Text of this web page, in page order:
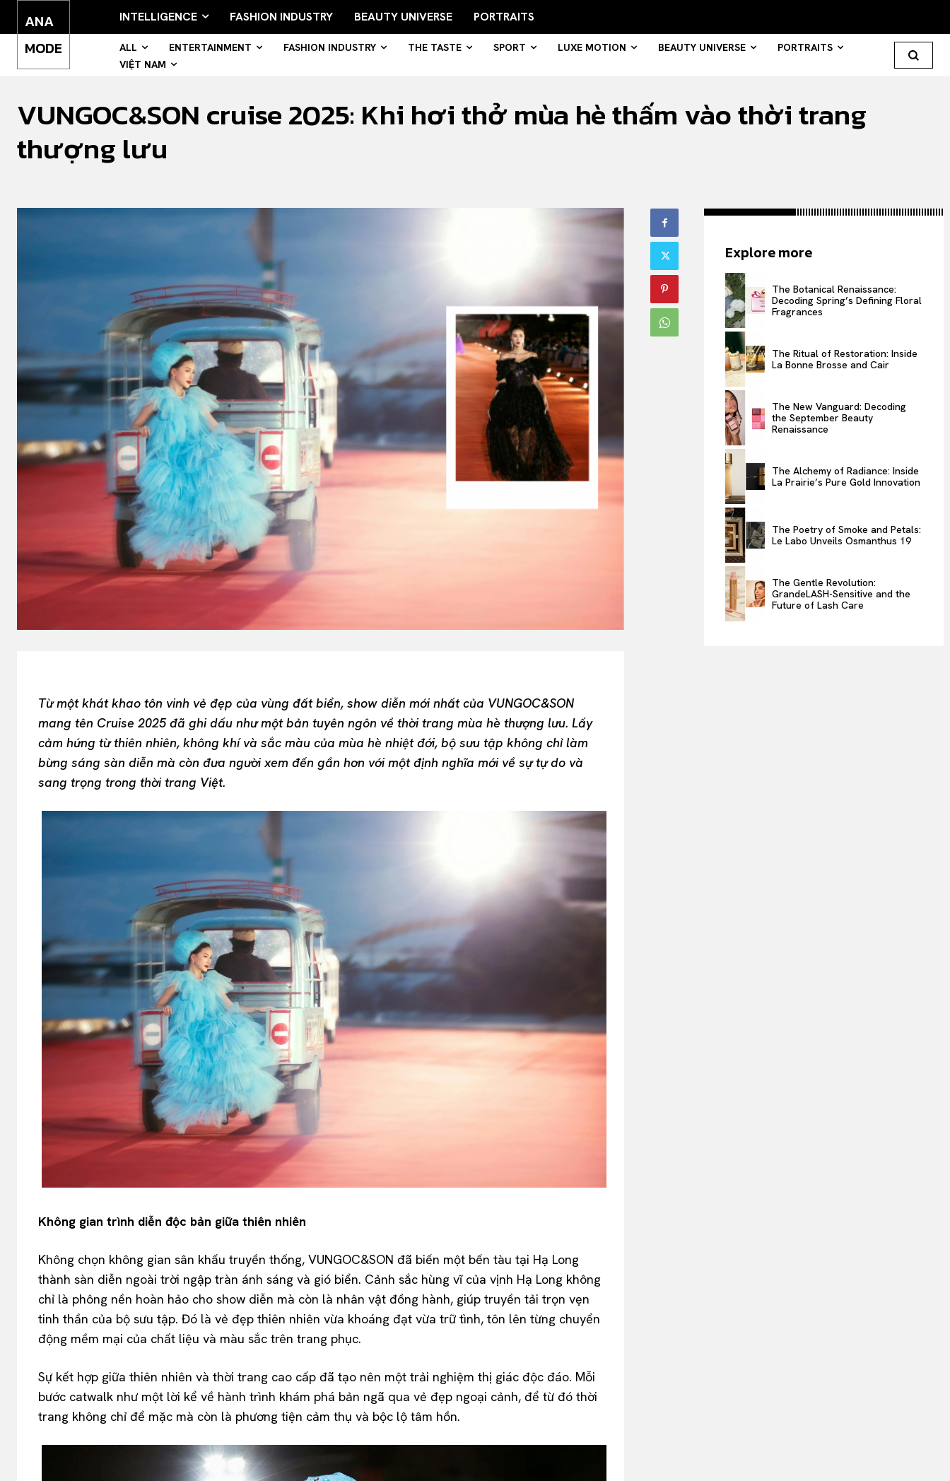
INTELLIGENCE
FASHION INDUSTRY
BEAUTY UNIVERSE
PORTRAITS
ENTERTAINMENT
THE TASTE
LUXE MOTION
VIỆT NAM
SPORT
ANA
MODE
INTELLIGENCE FASHION INDUSTRY BEAUTY UNIVERSE PORTRAITS
ALL ENTERTAINMENT FASHION INDUSTRY THE TASTE SPORT LUXE MOTION BEAUTY UNIVERSE
PORTRAITS
VIỆT NAM
VUNGOC&SON cruise 2025: Khi hơi thở mùa hè thấm vào thời trang
thượng lưu
Từ một khát khao tôn vinh vẻ đẹp của vùng đất biển, show diễn mới nhất của VUNGOC&SON
mang tên Cruise 2025 đã ghi dấu như một bản tuyên ngôn về thời trang mùa hè thượng lưu. Lấy
cảm hứng từ thiên nhiên, không khí và sắc màu của mùa hè nhiệt đới, bộ sưu tập không chỉ làm
bừng sáng sàn diễn mà còn đưa người xem đến gần hơn với một định nghĩa mới về sự tự do và
sang trọng trong thời trang Việt.
Không gian trình diễn độc bản giữa thiên nhiên
Không chọn không gian sân khấu truyền thống, VUNGOC&SON đã biến một bến tàu tại Hạ Long
thành sàn diễn ngoài trời ngập tràn ánh sáng và gió biển. Cảnh sắc hùng vĩ của vịnh Hạ Long không
chỉ là phông nền hoàn hảo cho show diễn mà còn là nhân vật đồng hành, giúp truyền tải trọn vẹn
tinh thần của bộ sưu tập. Đó là vẻ đẹp thiên nhiên vừa khoáng đạt vừa trữ tình, tôn lên từng chuyển
động mềm mại của chất liệu và màu sắc trên trang phục.
Sự kết hợp giữa thiên nhiên và thời trang cao cấp đã tạo nên một trải nghiệm thị giác độc đáo. Mỗi
bước catwalk như một lời kể về hành trình khám phá bản ngã qua vẻ đẹp ngoại cảnh, để từ đó thời
trang không chỉ để mặc mà còn là phương tiện cảm thụ và bộc lộ tâm hồn.
Explore more
The Botanical Renaissance:
Decoding Spring’s Defining Floral
Fragrances
The Ritual of Restoration: Inside
La Bonne Brosse and Cair
The New Vanguard: Decoding
the September Beauty
Renaissance
The Alchemy of Radiance: Inside
La Prairie’s Pure Gold Innovation
The Poetry of Smoke and Petals:
Le Labo Unveils Osmanthus 19
The Gentle Revolution:
GrandeLASH-Sensitive and the
Future of Lash Care